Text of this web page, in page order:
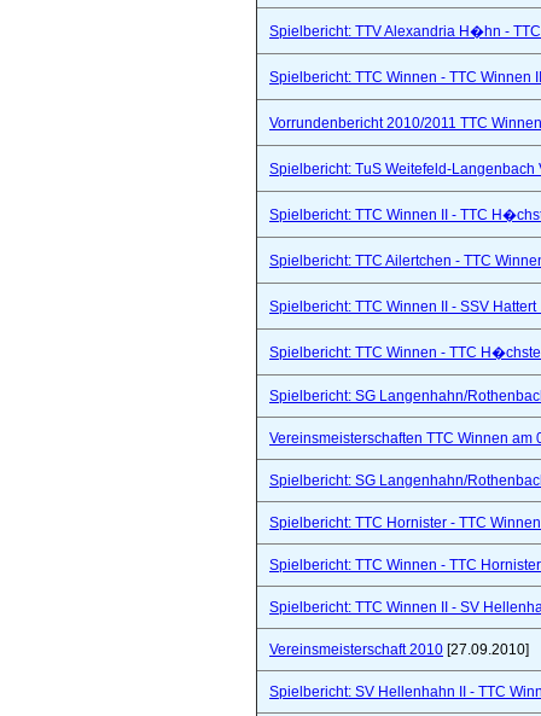
Spielbericht: TTV Alexandria H�hn -
Spielbericht: TTC Winnen - TTC Winnen
Vorrundenbericht 2010/2011 TTC
Spielbericht: TuS Weitefeld-
Spielbericht: TTC Winnen II - TTC
Spielbericht: TTC Ailertchen - TTC
Spielbericht: TTC Winnen II - SSV
Spielbericht: TTC Winnen - TTC
Spielbericht: SG Langenhahn/
Vereinsmeisterschaften TTC Winnen am
Spielbericht: SG Langenhahn/
Spielbericht: TTC Hornister - TTC
Spielbericht: TTC Winnen - TTC
Spielbericht: TTC Winnen II - SV
Vereinsmeisterschaft 2010 [27.09.2010]
Spielbericht: SV Hellenhahn II - TTC